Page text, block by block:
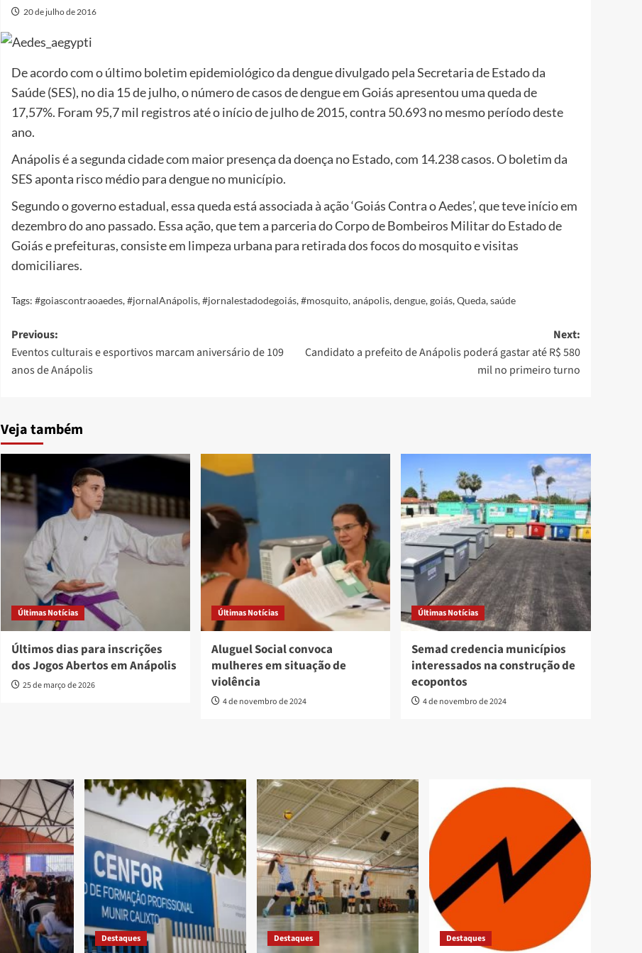
20 de julho de 2016
De acordo com o último boletim epidemiológico da dengue divulgado pela Secretaria de Estado da
Saúde (SES), no dia 15 de julho, o número de casos de dengue em Goiás apresentou uma queda de
17,57%. Foram 95,7 mil registros até o início de julho de 2015, contra 50.693 no mesmo período deste
ano.
Anápolis é a segunda cidade com maior presença da doença no Estado, com 14.238 casos. O boletim da
SES aponta risco médio para dengue no município.
Segundo o governo estadual, essa queda está associada à ação ‘Goiás Contra o Aedes’, que teve início em
dezembro do ano passado. Essa ação, que tem a parceria do Corpo de Bombeiros Militar do Estado de
Goiás e prefeituras, consiste em limpeza urbana para retirada dos focos do mosquito e visitas
domiciliares.
Tags: #goiascontraoaedes,#jornalAnápolis,#jornalestadodegoiás,#mosquito,anápolis,dengue,goiás,Queda,saúde
Post
navigation
Previous:
Eventos culturais e esportivos marcam aniversário de 109
anos de Anápolis
Next:
Candidato a prefeito de Anápolis poderá gastar até R$ 580
mil no primeiro turno
Veja também
Últimas Notícias
Últimos dias para inscrições
dos Jogos Abertos em Anápolis
25 de março de 2026
Últimas Notícias
Aluguel Social convoca
mulheres em situação de
violência
4 de novembro de 2024
Últimas Notícias
Semad credencia municípios
interessados na construção de
ecopontos
4 de novembro de 2024
Destaques Destaques Destaques